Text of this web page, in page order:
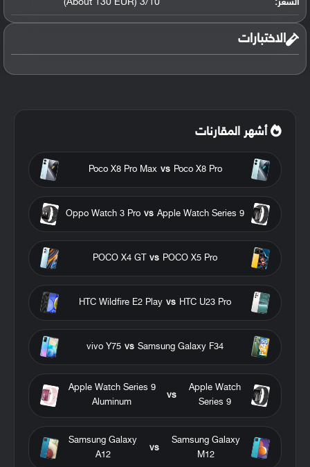
السعر: 3/10 (About 130 EUR)
الاختبارات
أشهر المقارنات
Poco X8 Pro
vs
Poco X8 Pro Max
Apple Watch Series 9
vs
Oppo Watch 3 Pro
POCO X5 Pro
vs
POCO X4 GT
HTC U23 Pro
vs
HTC Wildfire E2 Play
Samsung Galaxy F34
vs
vivo Y75
Apple Watch
Series 9
vs
Apple Watch Series 9
Aluminum
Samsung Galaxy
M12
vs
Samsung Galaxy
A12